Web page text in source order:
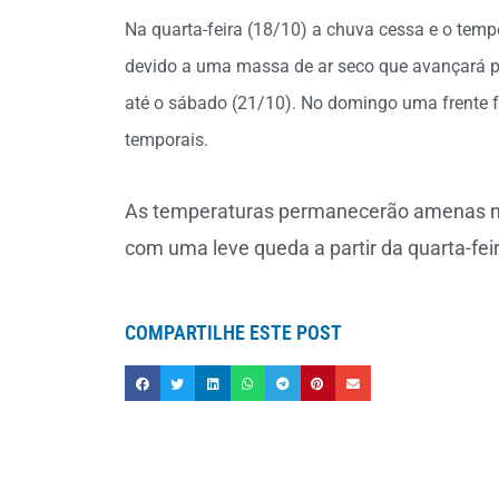
Na quarta-feira (18/10) a chuva cessa e o
devido a uma massa de ar seco que avançará
até o sábado (21/10). No domingo uma
temporais.
As temperaturas permanecerão amenas
com uma leve queda a partir da quarta-
COMPARTILHE ESTE POST